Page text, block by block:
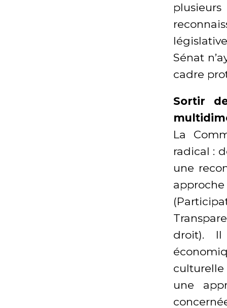
Sénat
cadre
Sortir
La
radical :
une
droit). Il
culturelle
une